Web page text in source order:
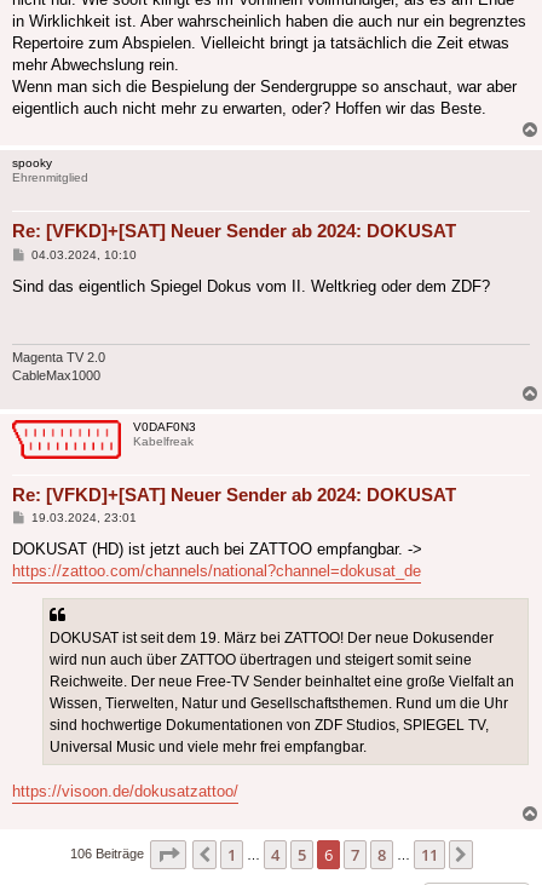
in Wirklichkeit ist. Aber wahrscheinlich haben die auch nur ein begrenztes
Repertoire zum Abspielen. Vielleicht bringt ja tatsächlich die Zeit etwas
mehr Abwechslung rein.
Wenn man sich die Bespielung der Sendergruppe so anschaut, war aber
eigentlich auch nicht mehr zu erwarten, oder? Hoffen wir das Beste.
spooky
Ehrenmitglied
Re: [VFKD]+[SAT] Neuer Sender ab 2024: DOKUSAT
Beitrag
04.03.2024, 10:10
Sind das eigentlich Spiegel Dokus vom II. Weltkrieg oder dem ZDF?
Magenta TV 2.0
CableMax1000
V0DAF0N3
Kabelfreak
Re: [VFKD]+[SAT] Neuer Sender ab 2024: DOKUSAT
Beitrag
19.03.2024, 23:01
DOKUSAT (HD) ist jetzt auch bei ZATTOO empfangbar. ->
https://zattoo.com/channels/national?channel=dokusat_de
DOKUSAT ist seit dem 19. März bei ZATTOO! Der neue Dokusender
wird nun auch über ZATTOO übertragen und steigert somit seine
Reichweite. Der neue Free-TV Sender beinhaltet eine große Vielfalt an
Wissen, Tierwelten, Natur und Gesellschaftsthemen. Rund um die Uhr
sind hochwertige Dokumentationen von ZDF Studios, SPIEGEL TV,
Universal Music und viele mehr frei empfangbar.
https://visoon.de/dokusatzattoo/
106 Beiträge Seite von 11
Vorherige
1 4 5 6 7 8 11